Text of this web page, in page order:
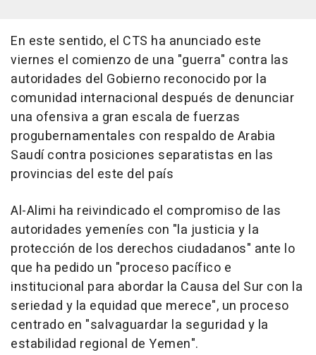
En este sentido, el CTS ha anunciado este
viernes el comienzo de una "guerra" contra las
autoridades del Gobierno reconocido por la
comunidad internacional después de denunciar
una ofensiva a gran escala de fuerzas
progubernamentales con respaldo de Arabia
Saudí contra posiciones separatistas en las
provincias del este del país
Al-Alimi ha reivindicado el compromiso de las
autoridades yemeníes con "la justicia y la
protección de los derechos ciudadanos" ante lo
que ha pedido un "proceso pacífico e
institucional para abordar la Causa del Sur con la
seriedad y la equidad que merece", un proceso
centrado en "salvaguardar la seguridad y la
estabilidad regional de Yemen".